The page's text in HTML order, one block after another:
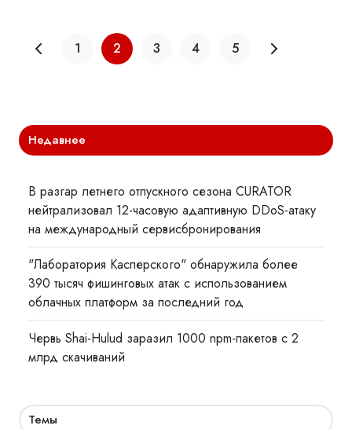
1 2 3 4 5
Недавнее
В разгар летнего отпускного сезона CURATOR
нейтрализовал 12-часовую адаптивную DDoS-атаку
на международный сервисбронирования
"Лаборатория Касперского" обнаружила более
390 тысяч фишинговых атак с использованием
облачных платформ за последний год
Червь Shai-Hulud заразил 1000 npm-пакетов с 2
млрд скачиваний
Темы